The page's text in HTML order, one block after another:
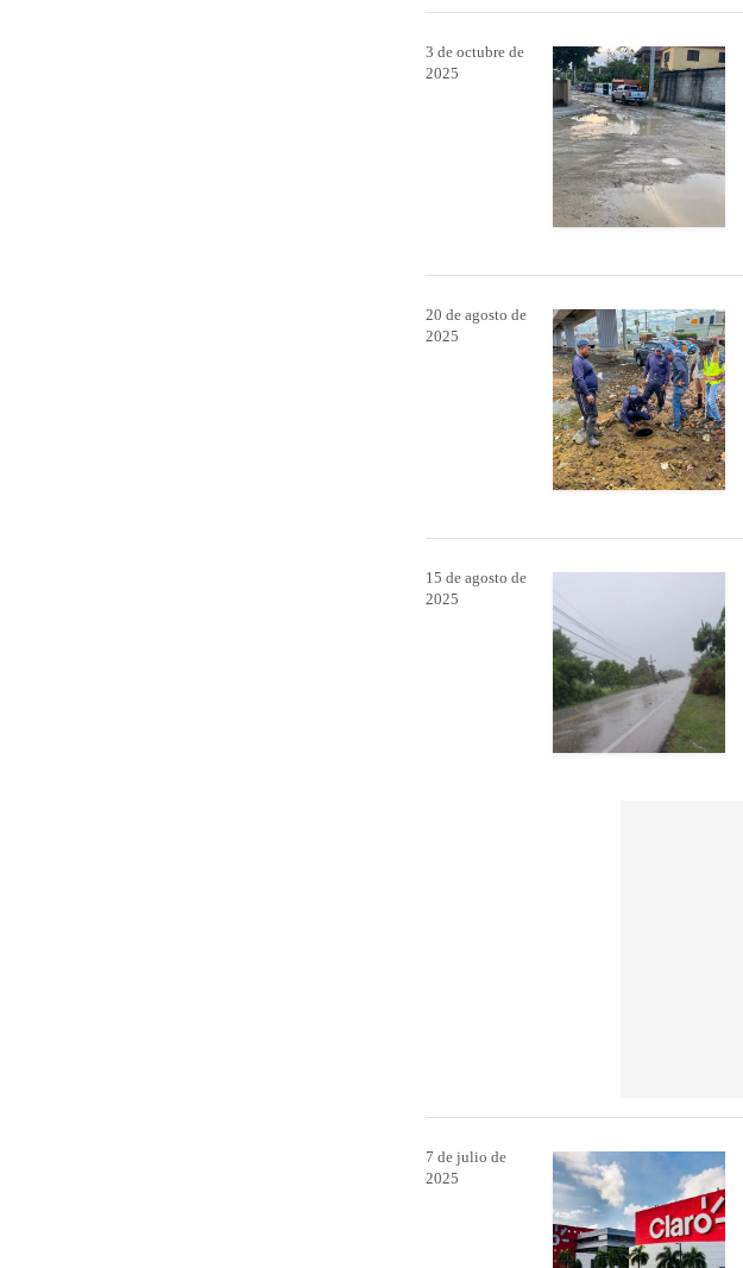
3 de octubre de
2025
20 de agosto de
2025
15 de agosto de
2025
7 de julio de
2025